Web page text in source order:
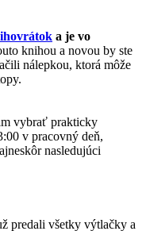
a je vo
knihou a novou by ste
nálepkou, ktorá môže
vybrať prakticky
v pracovný deň,
nasledujúci
predali všetky výtlačky a